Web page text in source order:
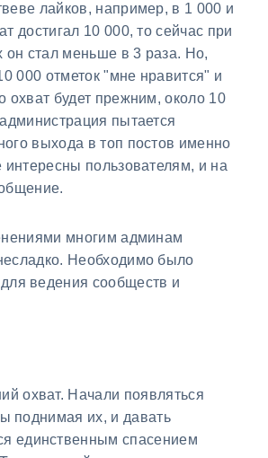
лайков, например, в 1 000 и
достигал 10 000, то сейчас при
он стал меньше в 3 раза. Но,
000 отметок "мне нравится" и
охват будет прежним, около 10
пытается
выхода в топ постов именно
интересны пользователям, и на
многим админам
Необходимо было
ведения сообществ и
охват. Начали появляться
поднимая их, и давать
единственным спасением